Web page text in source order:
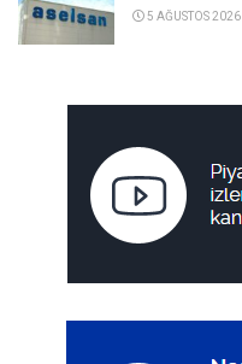
5 AĞUSTOS 2026